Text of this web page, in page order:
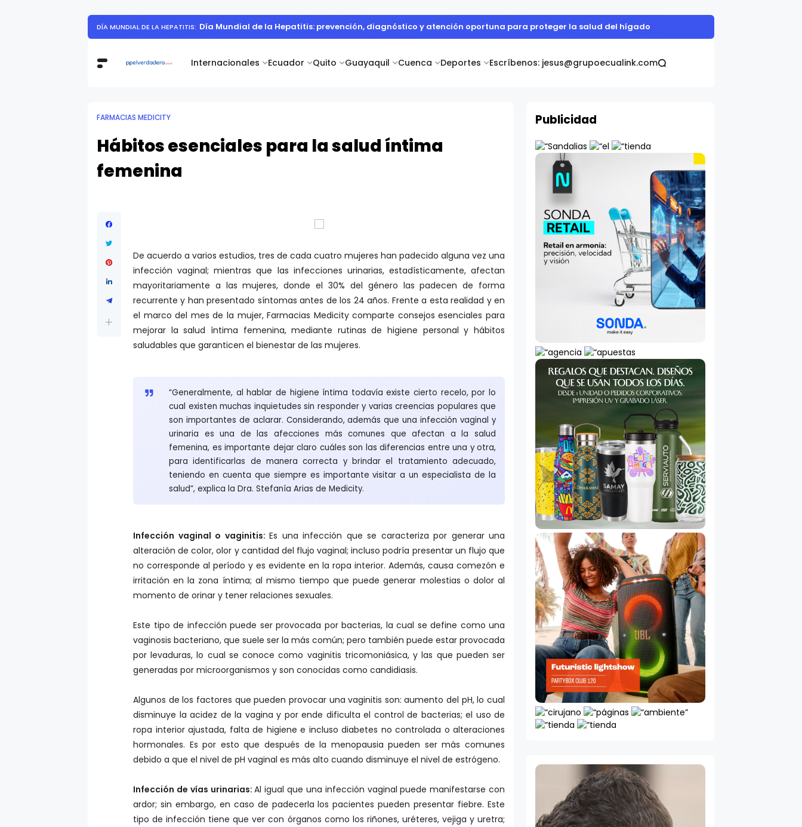
Internacionales Ecuador Quito Guayaquil Cuenca Deportes Escríbenos: jesus@grupoecualink.com
DÍA MUNDIAL DE LA HEPATITIS: Día Mundial de la Hepatitis: prevención, diagnóstico y atención oportuna para proteger la salud del hígado
FARMACIAS MEDICITY
Hábitos esenciales para la salud íntima
femenina
De acuerdo a varios estudios, tres de cada cuatro mujeres han padecido alguna vez una
infección vaginal; mientras que las infecciones urinarias, estadísticamente, afectan
mayoritariamente a las mujeres, donde el 30% del género las padecen de forma
recurrente y han presentado síntomas antes de los 24 años. Frente a esta realidad y en
el marco del mes de la mujer, Farmacias Medicity comparte consejos esenciales para
mejorar la salud íntima femenina, mediante rutinas de higiene personal y hábitos
saludables que garanticen el bienestar de las mujeres.
“Generalmente, al hablar de higiene íntima todavía existe cierto recelo, por lo
cual existen muchas inquietudes sin responder y varias creencias populares que
son importantes de aclarar. Considerando, además que una infección vaginal y
urinaria es una de las afecciones más comunes que afectan a la salud
femenina, es importante dejar claro cuáles son las diferencias entre una y otra,
para identificarlas de manera correcta y brindar el tratamiento adecuado,
teniendo en cuenta que siempre es importante visitar a un especialista de la
salud”, explica la Dra. Stefanía Arias de Medicity.
Infección vaginal o vaginitis: Es una infección que se caracteriza por generar una
alteración de color, olor y cantidad del flujo vaginal; incluso podría presentar un flujo que
no corresponde al período y es evidente en la ropa interior. Además, causa comezón e
irritación en la zona íntima; al mismo tiempo que puede generar molestias o dolor al
momento de orinar y tener relaciones sexuales.
Este tipo de infección puede ser provocada por bacterias, la cual se define como una
vaginosis bacteriano, que suele ser la más común; pero también puede estar provocada
por levaduras, lo cual se conoce como vaginitis tricomoniásica, y las que pueden ser
generadas por microorganismos y son conocidas como candidiasis.
Algunos de los factores que pueden provocar una vaginitis son: aumento del pH, lo cual
disminuye la acidez de la vagina y por ende dificulta el control de bacterias; el uso de
ropa interior ajustada, falta de higiene e incluso diabetes no controlada o alteraciones
hormonales. Es por esto que después de la menopausia pueden ser más comunes
debido a que el nivel de pH vaginal es más alto cuando disminuye el nivel de estrógeno.
Infección de vías urinarias:Al igual que una infección vaginal puede manifestarse con
ardor; sin embargo, en caso de padecerla los pacientes pueden presentar fiebre. Este
tipo de infección tiene que ver con órganos como los riñones, uréteres, vejiga y uretra;
Publicidad